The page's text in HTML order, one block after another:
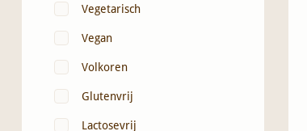
Vegetarisch
Vegan
Volkoren
Glutenvrij
Lactosevrij